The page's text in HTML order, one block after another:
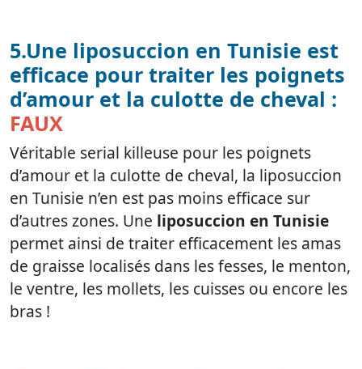
5.Une liposuccion en Tunisie est
efficace pour traiter les poignets
d’amour et la culotte de cheval :
FAUX
Véritable serial killeuse pour les poignets
d’amour et la culotte de cheval, la liposuccion
en Tunisie n’en est pas moins efficace sur
d’autres zones. Une liposuccion en Tunisie
permet ainsi de traiter efficacement les amas
de graisse localisés dans les fesses, le menton,
le ventre, les mollets, les cuisses ou encore les
bras !